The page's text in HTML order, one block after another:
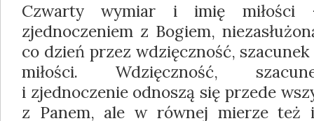
Czwarty wymiar i imię
zjednoczeniem z Bogiem,
co dzień przez wdzięczność, szacunek
miłości. Wdzięczność,
i zjednoczenie odnoszą się przede
z Panem, ale w równej mierze